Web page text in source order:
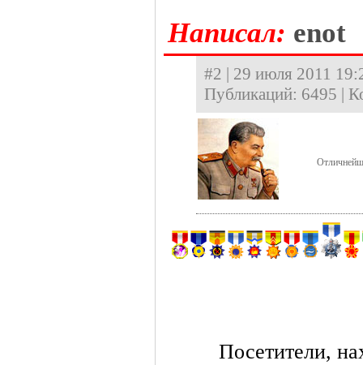
Hаписал: enot
#2 | 29 июля 2011
Публикаций: 6495 |
Посетители,